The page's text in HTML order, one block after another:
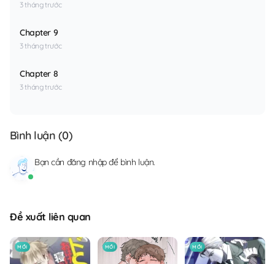
3 tháng trước
Chapter 9
3 tháng trước
Chapter 8
3 tháng trước
Bình luận (0)
Bạn cần đăng nhậpđể bình luận.
Đề xuất liên quan
MỚI MỚI MỚI